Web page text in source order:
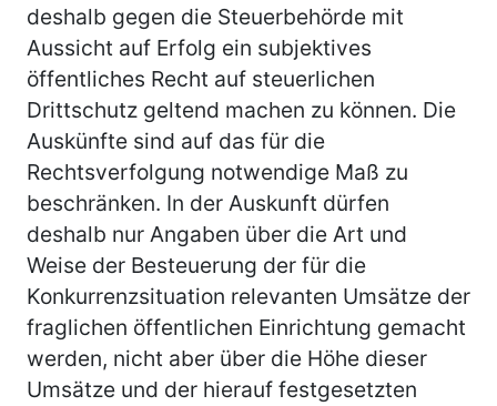
deshalb gegen die Steuerbehörde mit
Aussicht auf Erfolg ein subjektives
öffentliches Recht auf steuerlichen
Drittschutz geltend machen zu können. Die
Auskünfte sind auf das für die
Rechtsverfolgung notwendige Maß zu
beschränken. In der Auskunft dürfen
deshalb nur Angaben über die Art und
Weise der Besteuerung der für die
Konkurrenzsituation relevanten Umsätze der
fraglichen öffentlichen Einrichtung gemacht
werden, nicht aber über die Höhe dieser
Umsätze und der hierauf festgesetzten